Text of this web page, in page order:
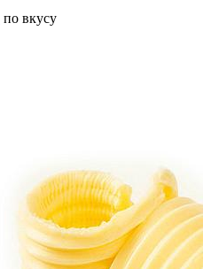
по вкусу